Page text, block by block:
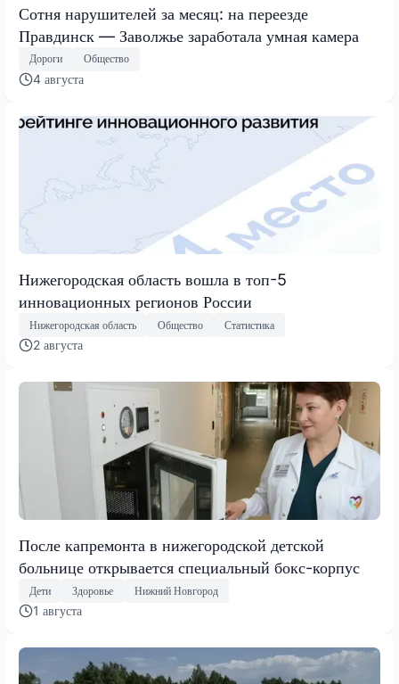
Сотня нарушителей за месяц: на переезде
Правдинск — Заволжье заработала умная камера
Дороги Общество
4 августа
Нижегородская область вошла в топ-5
инновационных регионов России
Нижегородская область Общество Статистика
2 августа
После капремонта в нижегородской детской
больнице открывается специальный бокс-корпус
Дети Здоровье Нижний Новгород
1 августа